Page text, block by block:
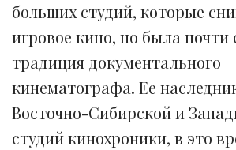
больших студий, которые
игровое кино, но была почти
традиция документального
кинематографа. Ее
Восточно-Сибирской и
студий кинохроники, в это